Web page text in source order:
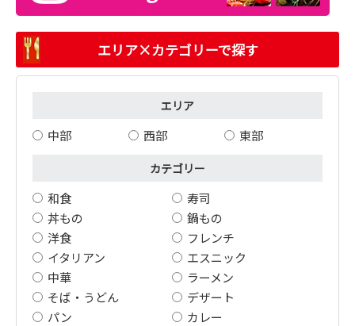
エリア×カテゴリーで探す
エリア
中部 西部 東部
カテゴリー
和食
寿司
丼もの
鍋もの
洋食
フレンチ
イタリアン
エスニック
中華
ラーメン
そば・うどん
デザート
パン
カレー